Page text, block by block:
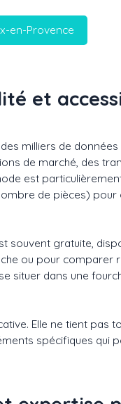
en-Provence
et
milliers de
de marché, des
est
de pièces)
souvent gratuite,
ou pour comparer
situer dans une
Elle ne tient pas
spécifiques qui